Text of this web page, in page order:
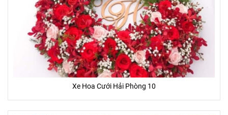
- Hoa tươi là sản phẩm tự nhiên, đặc thù thủ công nên sản
phẩm hoa sau khi hoàn thành sẽ giống 85 - 95% so với hình
Xe Hoa Cưới Hải Phòng 10